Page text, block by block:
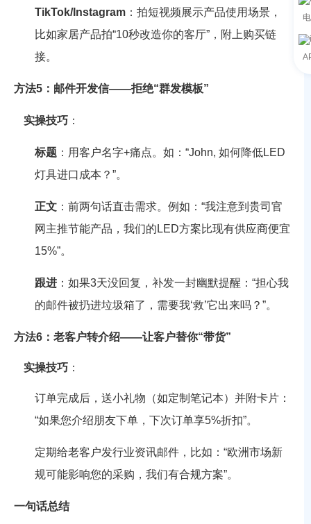
TikTok/Instagram ：拍短视频展示产品使用场景，
比如家居产品拍“10秒改造你的客厅”，附上购买链
接。
方法5：邮件开发信——拒绝“群发模板”
实操技巧 ：
标题 ：用客户名字+痛点。如：“John, 如何降低LED
灯具进口成本？”。
正文 ：前两句话直击需求。例如：“我注意到贵司官
网主推节能产品，我们的LED方案比现有供应商便宜
15%”。
跟进 ：如果3天没回复，补发一封幽默提醒：“担心我
的邮件被扔进垃圾箱了，需要我‘救’它出来吗？”。
方法6：老客户转介绍——让客户替你“带货”
实操技巧 ：
订单完成后，送小礼物（如定制笔记本）并附卡片：
“如果您介绍朋友下单，下次订单享5%折扣”。
定期给老客户发行业资讯邮件，比如：“欧洲市场新
规可能影响您的采购，我们有合规方案”。
一句话总结